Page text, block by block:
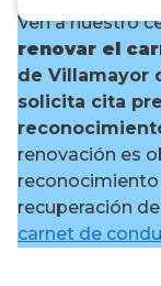
Ven a nuestro
renovar el
de Villamayor
solicita cita
renovación es
reconocimiento
recuperación
carnet de